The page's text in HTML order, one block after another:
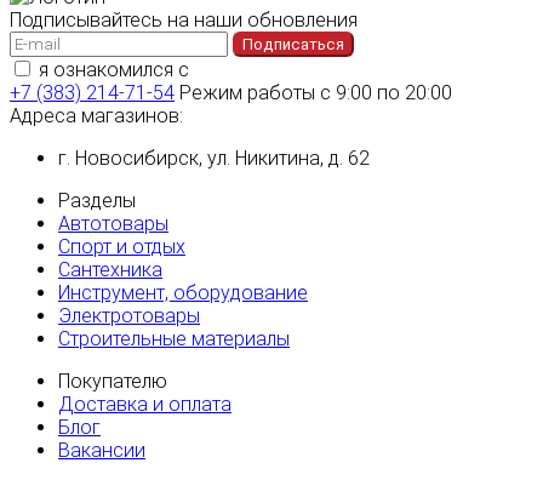
Подписывайтесь на наши обновления
Подписаться
я ознакомился с
+7 (383) 214-71-54 Режим работы с 9:00 по 20:00
Адреса магазинов:
г. Новосибирск, ул. Никитина, д. 62
Разделы
Автотовары
Спорт и отдых
Сантехника
Инструмент, оборудование
Электротовары
Строительные материалы
Покупателю
Доставка и оплата
Блог
Вакансии